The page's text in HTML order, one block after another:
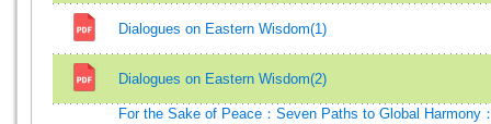
Dialogues on Eastern Wisdom(1)
Dialogues on Eastern Wisdom(2)
For the Sake of Peace：Seven Paths to Global Harmony